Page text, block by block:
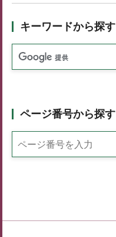
キーワードから探す
ページ番号から探す